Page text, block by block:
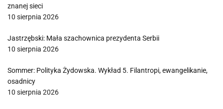
znanej sieci
10 sierpnia 2026
Jastrzębski: Mała szachownica prezydenta Serbii
10 sierpnia 2026
Sommer: Polityka Żydowska. Wykład 5. Filantropi, ewangelikanie,
osadnicy
10 sierpnia 2026